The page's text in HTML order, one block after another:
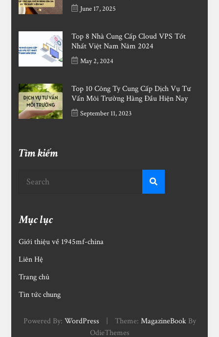
June 17, 2025
Top 8 Nhà Cung Cấp Cloud VPS Tốt
Nhất Việt Nam Năm 2024
May 2, 2024
Top 10 Công Ty Cung Cấp Dịch Vụ Tư
Vấn Môi Trường Hàng Đầu Hiện Nay
September 11, 2023
Tìm kiếm
Mục lục
Giới thiệu về 1945mf-china
Liên Hệ
Trang chủ
Tin tức chung
Powered By: WordPress Theme: MagazineBookBy
OdieThemes